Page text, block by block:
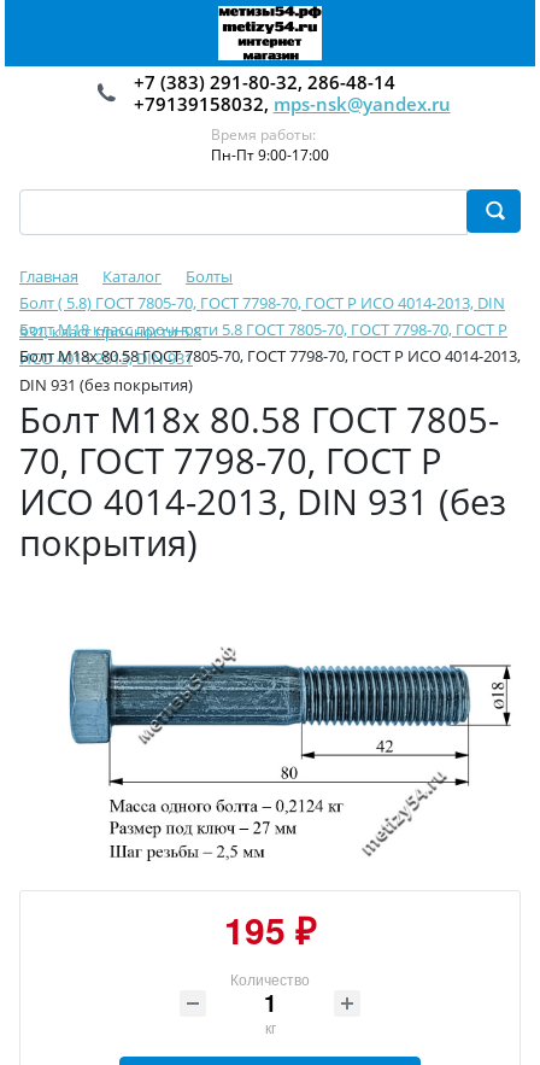
+7 (383) 291-80-32, 286-48-14
+79139158032, mps-nsk@yandex.ru
Время работы:
Пн-Пт 9:00-17:00
Главная Каталог
Болты
Болт ( 5.8) ГОСТ 7805-70, ГОСТ 7798-70, ГОСТ Р ИСО 4014-2013, DIN
931, класс прочности 5.8
Болт М18 класс прочности 5.8 ГОСТ 7805-70, ГОСТ 7798-70, ГОСТ Р
ИСО 4014-2013, DIN 931
Болт М18х 80.58 ГОСТ 7805-70, ГОСТ 7798-70, ГОСТ Р ИСО 4014-2013,
DIN 931 (без покрытия)
Болт М18х 80.58 ГОСТ 7805-
70, ГОСТ 7798-70, ГОСТ Р
ИСО 4014-2013, DIN 931 (без
покрытия)
195 ₽
Количество
кг